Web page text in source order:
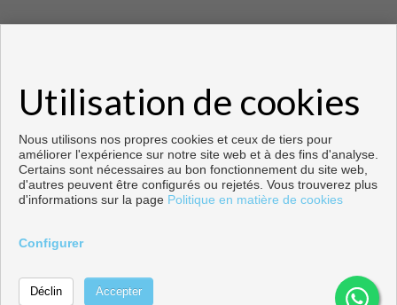
Copyright © 2026. Tous droits réservés.
Développé prèsInmoenter .Avis Légal|
politique de protection des
Utilisation de cookies
Nous utilisons nos propres cookies et ceux de tiers pour
améliorer l'expérience sur notre site web et à des fins d'analyse.
Certains sont nécessaires au bon fonctionnement du site web,
d'autres peuvent être configurés ou rejetés. Vous trouverez plus
d'informations sur la page Politique en matière de cookies
Configurer